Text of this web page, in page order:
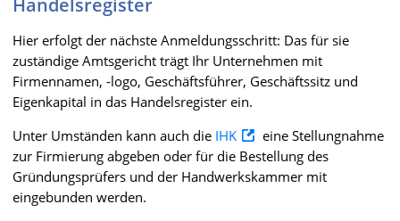
Handelsregister
Hier erfolgt der nächste Anmeldungsschritt: Das für sie
zuständige Amtsgericht trägt Ihr Unternehmen mit
Firmennamen, -logo, Geschäftsführer, Geschäftssitz und
Eigenkapital in das Handelsregister ein.
Unter Umständen kann auch die IHK
eine Stellungnahme
zur Firmierung abgeben oder für die Bestellung des
Gründungsprüfers und der Handwerkskammer mit
eingebunden werden.